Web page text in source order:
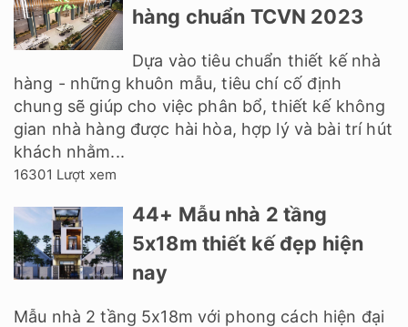
hàng chuẩn TCVN 2023
Dựa vào tiêu chuẩn thiết kế nhà
hàng - những khuôn mẫu, tiêu chí cố định
chung sẽ giúp cho việc phân bổ, thiết kế không
gian nhà hàng được hài hòa, hợp lý và bài trí hút
khách nhằm...
16301 Lượt xem
44+ Mẫu nhà 2 tầng
5x18m thiết kế đẹp hiện
nay
Mẫu nhà 2 tầng 5x18m với phong cách hiện đại